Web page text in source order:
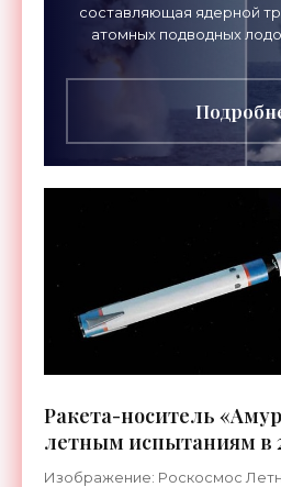
составляющая ядерной
атомных подводных
устарела и после более
службы
Ракета-носитель
летным испытаниям в
«Космос»
Изображение: Роскосмос